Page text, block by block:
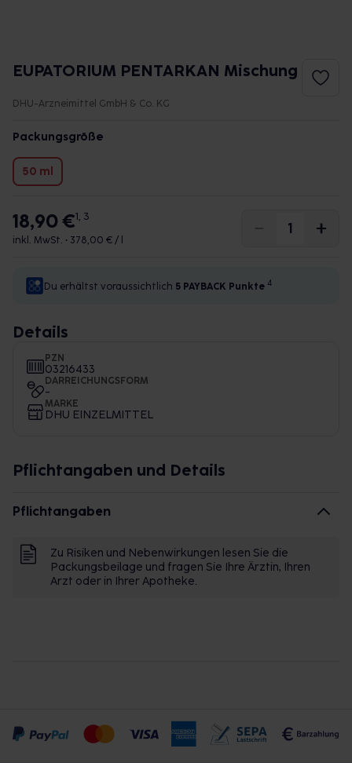
EUPATORIUM PENTARKAN Mischung
DHU-Arzneimittel GmbH & Co. KG
Packungsgröße
50 ml
18,90 €1, 3
inkl. MwSt. • 378,00 € / l
Du erhältst voraussichtlich 5 PAYBACK Punkte 4
Details
PZN
03216433
DARREICHUNGSFORM
-
MARKE
DHU EINZELMITTEL
Pflichtangaben und Details
Pflichtangaben
Zu Risiken und Nebenwirkungen lesen Sie die
Packungsbeilage und fragen Sie Ihre Ärztin, Ihren
Arzt oder in Ihrer Apotheke.